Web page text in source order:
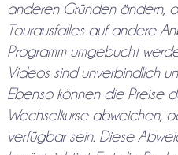
anderen Gründen ändern,
Tourausfalles auf andere
Programm umgebucht
Videos sind unverbindlich
Ebenso können die Preise
Wechselkurse abweichen,
verfügbar sein. Diese